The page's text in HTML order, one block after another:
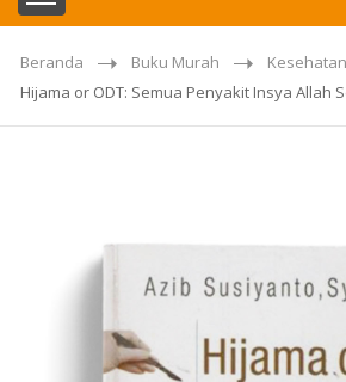
Beranda Buku Murah
Kesehatan
Hijama or ODT: Semua Penyakit Insya Allah